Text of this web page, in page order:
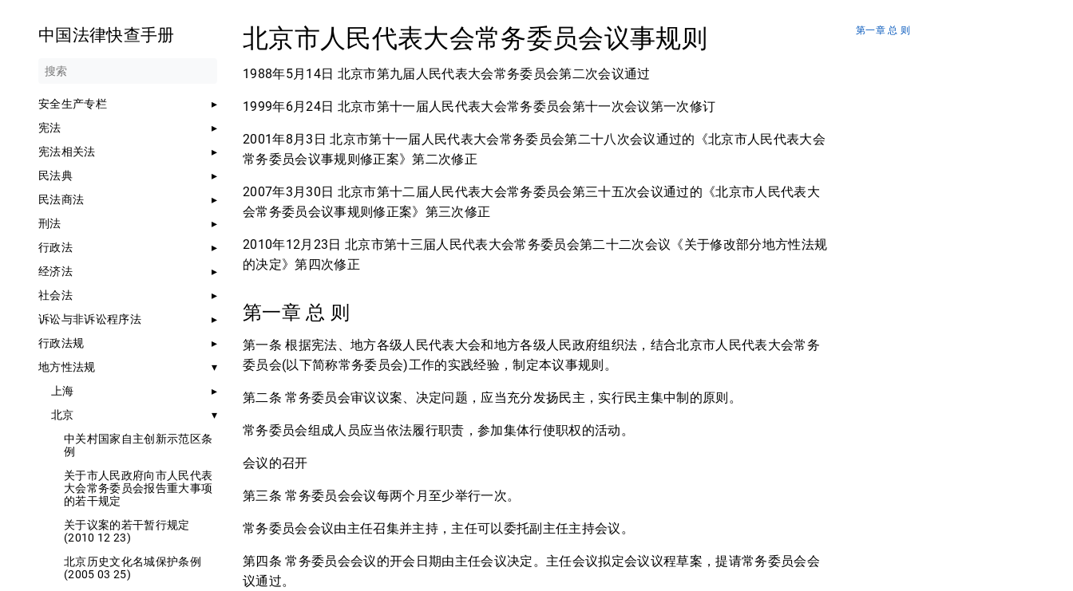
中国法律快查手册
安全生产专栏
宪法
宪法相关法
民法典
民法商法
刑法
行政法
经济法
社会法
诉讼与非诉讼程序法
行政法规
地方性法规
上海
北京
中关村国家自主创新示范区条
例
关于市人民政府向市人民代表
大会常务委员会报告重大事项
的若干规定
关于议案的若干暂行规定
(2010 12 23)
北京历史文化名城保护条例
(2005 03 25)
北京市人民代表大会常务委员会议事规则
1988年5月14日 北京市第九届人民代表大会常务委员会第二次会议通过
1999年6月24日 北京市第十一届人民代表大会常务委员会第十一次会议第一次修订
2001年8月3日 北京市第十一届人民代表大会常务委员会第二十八次会议通过的《北京市人民代表大会
常务委员会议事规则修正案》第二次修正
2007年3月30日 北京市第十二届人民代表大会常务委员会第三十五次会议通过的《北京市人民代表大
会常务委员会议事规则修正案》第三次修正
2010年12月23日 北京市第十三届人民代表大会常务委员会第二十二次会议《关于修改部分地方性法规
的决定》第四次修正
第一章 总 则
第一条 根据宪法、地方各级人民代表大会和地方各级人民政府组织法，结合北京市人民代表大会常务
委员会(以下简称常务委员会)工作的实践经验，制定本议事规则。
第二条 常务委员会审议议案、决定问题，应当充分发扬民主，实行民主集中制的原则。
常务委员会组成人员应当依法履行职责，参加集体行使职权的活动。
会议的召开
第三条 常务委员会会议每两个月至少举行一次。
常务委员会会议由主任召集并主持，主任可以委托副主任主持会议。
第四条 常务委员会会议的开会日期由主任会议决定。主任会议拟定会议议程草案，提请常务委员会会
议通过。
第一章 总 则